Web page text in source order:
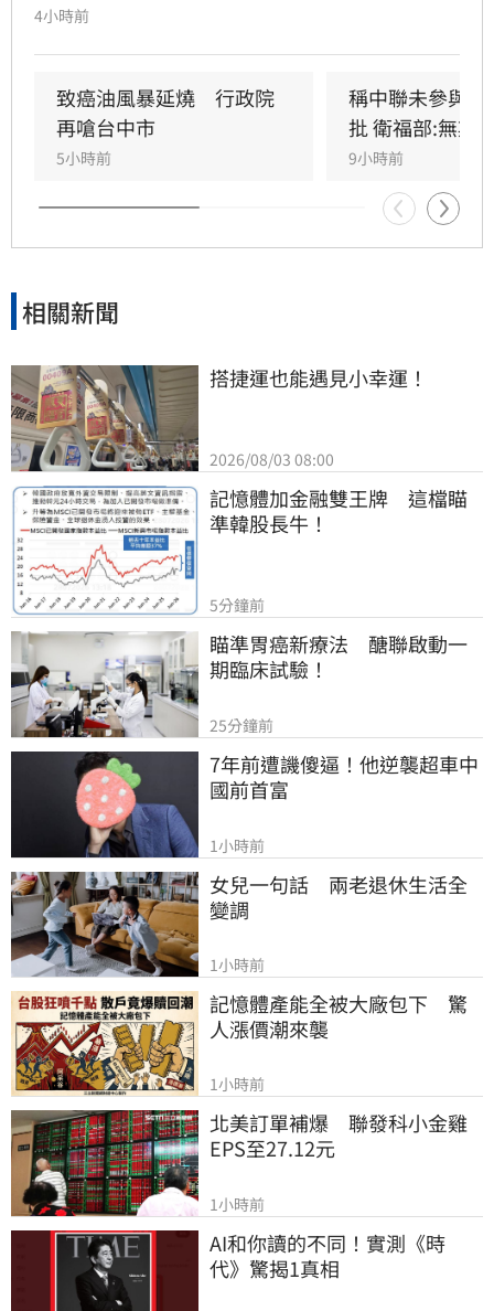
疑，與會的台大教授蘇南維還原現場，強調專家
演變為政治議題，並解釋當初主張「20%下架標
準」是基於營養標示的務實考量。（記者：簡浩
正）
4小時前
致癌油風暴延燒　行政院
再嗆台中市
5小時前
稱中聯未參與
批 衛福部:無欺
9小時前
相關新聞
搭捷運也能遇見小幸運！
2026/08/03 08:00
記憶體加金融雙王牌　這檔瞄
準韓股長牛！
5分鐘前
瞄準胃癌新療法　醣聯啟動一
期臨床試驗！
25分鐘前
7年前遭譏傻逼！他逆襲超車中
國前首富
1小時前
女兒一句話　兩老退休生活全
變調
1小時前
記憶體產能全被大廠包下　驚
人漲價潮來襲
1小時前
北美訂單補爆　聯發科小金雞
EPS至27.12元
1小時前
AI和你讀的不同！實測《時
代》驚揭1真相